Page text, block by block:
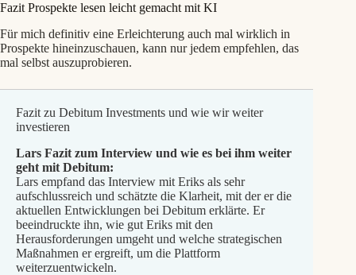
Fazit Prospekte lesen leicht gemacht mit KI
Für mich definitiv eine Erleichterung auch mal wirklich in
Prospekte hineinzuschauen, kann nur jedem empfehlen, das
mal selbst auszuprobieren.
Fazit zu Debitum Investments und wie wir weiter
investieren
Lars Fazit zum Interview und wie es bei ihm weiter
geht mit Debitum:
Lars empfand das Interview mit Eriks als sehr
aufschlussreich und schätzte die Klarheit, mit der er die
aktuellen Entwicklungen bei Debitum erklärte. Er
beeindruckte ihn, wie gut Eriks mit den
Herausforderungen umgeht und welche strategischen
Maßnahmen er ergreift, um die Plattform
weiterzuentwickeln.